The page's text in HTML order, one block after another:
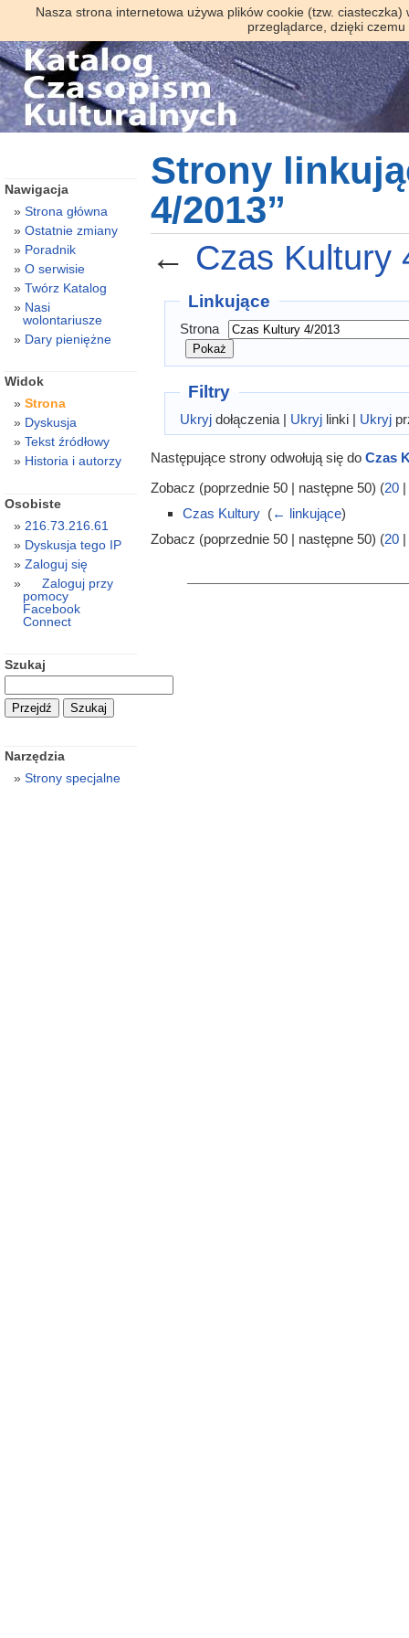
Nasza strona internetowa używa plików cookie (tzw.
przeglądarce, dzięki
Strony
4/2013”
← Czas Kultury
Linkujące
Strona
Filtry
Ukryjdołączenia | Ukryjlinki | Ukryj
Następujące strony odwołują się do Czas
Zobacz (poprzednie 50 | następne 50) (20|
Czas Kultury‎ (← linkujące)
Zobacz (poprzednie 50 | następne 50) (20|
Nawigacja
Strona główna
Ostatnie zmiany
Poradnik
O serwisie
Twórz Katalog
Nasi
wolontariusze
Dary pieniężne
Widok
Strona
Dyskusja
Tekst źródłowy
Historia i autorzy
Osobiste
216.73.216.61
Dyskusja tego IP
Zaloguj się
Zaloguj przy
pomocy
Facebook
Connect
Szukaj
Narzędzia
Strony specjalne